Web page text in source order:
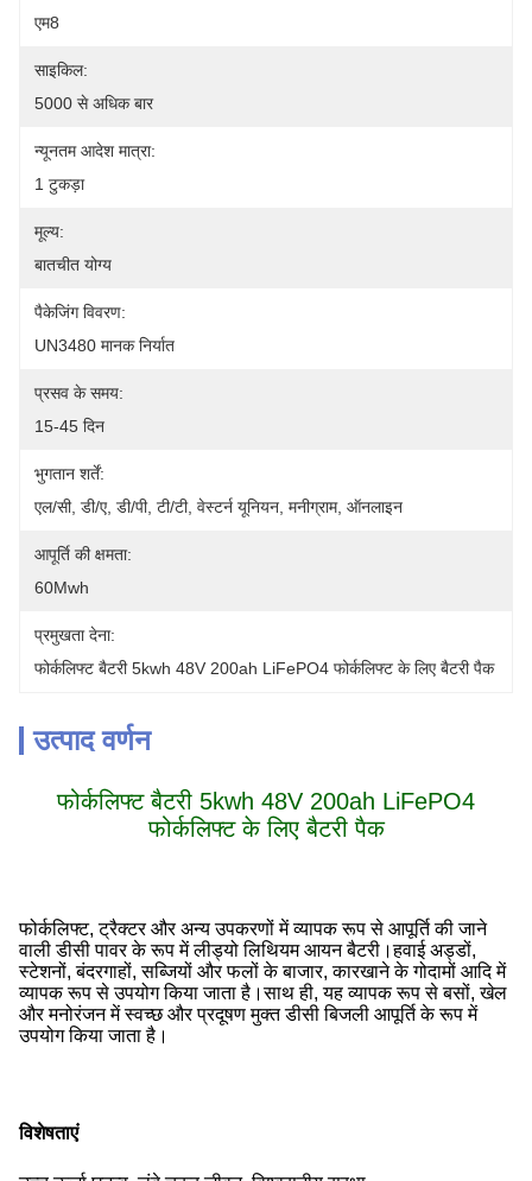
एम8
साइकिल:
5000 से अधिक बार
न्यूनतम आदेश मात्रा:
1 टुकड़ा
मूल्य:
बातचीत योग्य
पैकेजिंग विवरण:
UN3480 मानक निर्यात
प्रसव के समय:
15-45 दिन
भुगतान शर्तें:
एल/सी, डी/ए, डी/पी, टी/टी, वेस्टर्न यूनियन, मनीग्राम, ऑनलाइन
आपूर्ति की क्षमता:
60Mwh
प्रमुखता देना:
फोर्कलिफ्ट बैटरी 5kwh 48V 200ah LiFePO4 फोर्कलिफ्ट के लिए बैटरी पैक
उत्पाद वर्णन
फोर्कलिफ्ट बैटरी 5kwh 48V 200ah LiFePO4
फोर्कलिफ्ट के लिए बैटरी पैक
फोर्कलिफ्ट, ट्रैक्टर और अन्य उपकरणों में व्यापक रूप से आपूर्ति की जाने
वाली डीसी पावर के रूप में लीड्यो लिथियम आयन बैटरी।हवाई अड्डों,
स्टेशनों, बंदरगाहों, सब्जियों और फलों के बाजार, कारखाने के गोदामों आदि में
व्यापक रूप से उपयोग किया जाता है।साथ ही, यह व्यापक रूप से बसों, खेल
और मनोरंजन में स्वच्छ और प्रदूषण मुक्त डीसी बिजली आपूर्ति के रूप में
उपयोग किया जाता है।
विशेषताएं